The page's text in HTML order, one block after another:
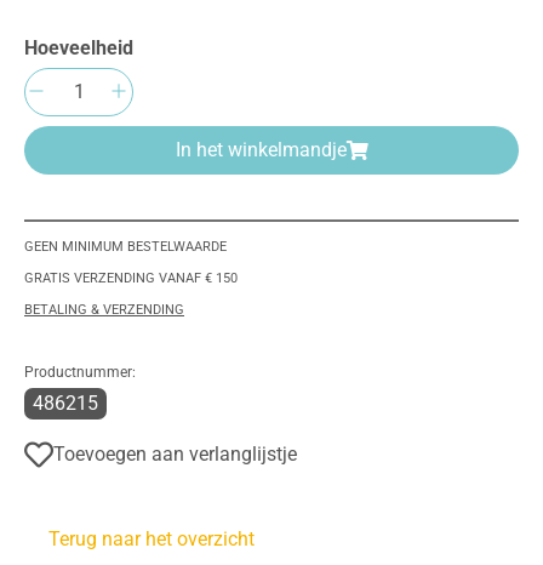
Hoeveelheid
Producthoeveelheid: Voer de gewenste
In het winkelmandje
GEEN MINIMUM BESTELWAARDE
GRATIS VERZENDING VANAF € 150
BETALING & VERZENDING
Productnummer:
486215
Toevoegen aan verlanglijstje
Terug naar het overzicht